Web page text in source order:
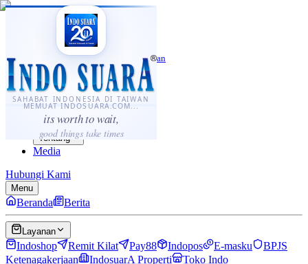
SAHABAT INDONESIA DI TAIWAN
MEMUAT INDOSUARA.COM...
its worth to wait,
good things take times
·...
⌘K
Sahabat Indonesia di Taiwan
Berita
Layanan
Komunitas
Panduan
Tentang
Media
Hubungi Kami
Menu
Beranda Berita
Layanan
Indoshop Remit Kilat Pay88 Indopos E-masku
BPJS
Ketenagakerjaan
IndosuarA Properti Toko Indo